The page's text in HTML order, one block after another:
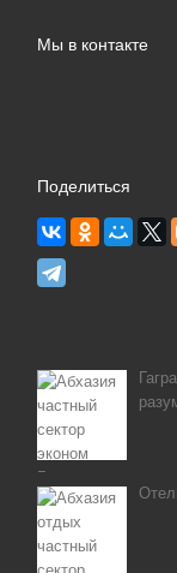
Мы в контакте
Поделиться